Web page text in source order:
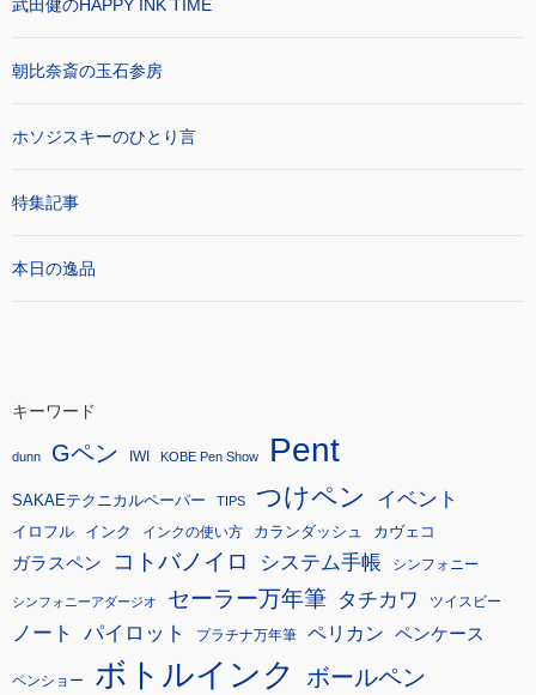
武田健のHAPPY INK TIME
朝比奈斎の玉石参房
ホソジスキーのひとり言
特集記事
本日の逸品
キーワード
dunn Gペン IWI KOBE Pen Show Pent
SAKAEテクニカルペーパー TIPS つけペン イベント
イロフル インク インクの使い方 カランダッシュ カヴェコ
ガラスペン コトバノイロ システム手帳 シンフォニー
シンフォニーアダージオ セーラー万年筆 タチカワ ツイスビー
ノート パイロット プラチナ万年筆 ペリカン ペンケース
ペンショー ボトルインク ボールペン